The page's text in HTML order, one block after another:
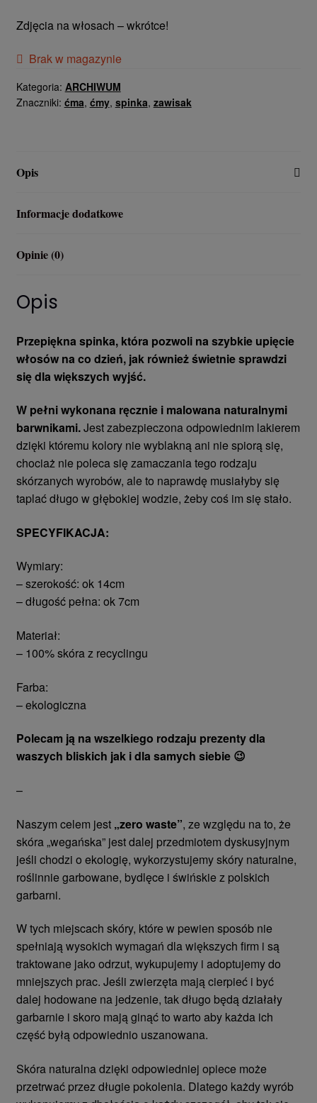
Zdjęcia na włosach – wkrótce!
Brak w magazynie
Kategoria: ARCHIWUM
Znaczniki: ćma, ćmy, spinka, zawisak
Opis
Informacje dodatkowe
Opinie (0)
Opis
Przepiękna spinka, która pozwoli na szybkie upięcie
włosów na co dzień, jak również świetnie sprawdzi
się dla większych wyjść.
W pełni wykonana ręcznie i malowana naturalnymi
barwnikami.Jest zabezpieczona odpowiednim lakierem
dzięki któremu kolory nie wyblakną ani nie spiorą się,
chociaż nie poleca się zamaczania tego rodzaju
skórzanych wyrobów, ale to naprawdę musiałyby się
taplać długo w głębokiej wodzie, żeby coś im się stało.
SPECYFIKACJA:
Wymiary:
– szerokość: ok 14cm
– długość pełna: ok 7cm
Materiał:
– 100% skóra z recyclingu
Farba:
– ekologiczna
Polecam ją na wszelkiego rodzaju prezenty dla
waszych bliskich jak i dla samych siebie 😉
–
Naszym celem jest „zero waste”, ze względu na to, że
skóra „wegańska” jest dalej przedmiotem dyskusyjnym
jeśli chodzi o ekologię, wykorzystujemy skóry naturalne,
roślinnie garbowane, bydlęce i świńskie z polskich
garbarni.
W tych miejscach skóry, które w pewien sposób nie
spełniają wysokich wymagań dla większych firm i są
traktowane jako odrzut, wykupujemy i adoptujemy do
mniejszych prac. Jeśli zwierzęta mają cierpieć i być
dalej hodowane na jedzenie, tak długo będą działały
garbarnie i skoro mają ginąć to warto aby każda ich
część byłą odpowiednio uszanowana.
Skóra naturalna dzięki odpowiedniej opiece może
przetrwać przez długie pokolenia. Dlatego każdy wyrób